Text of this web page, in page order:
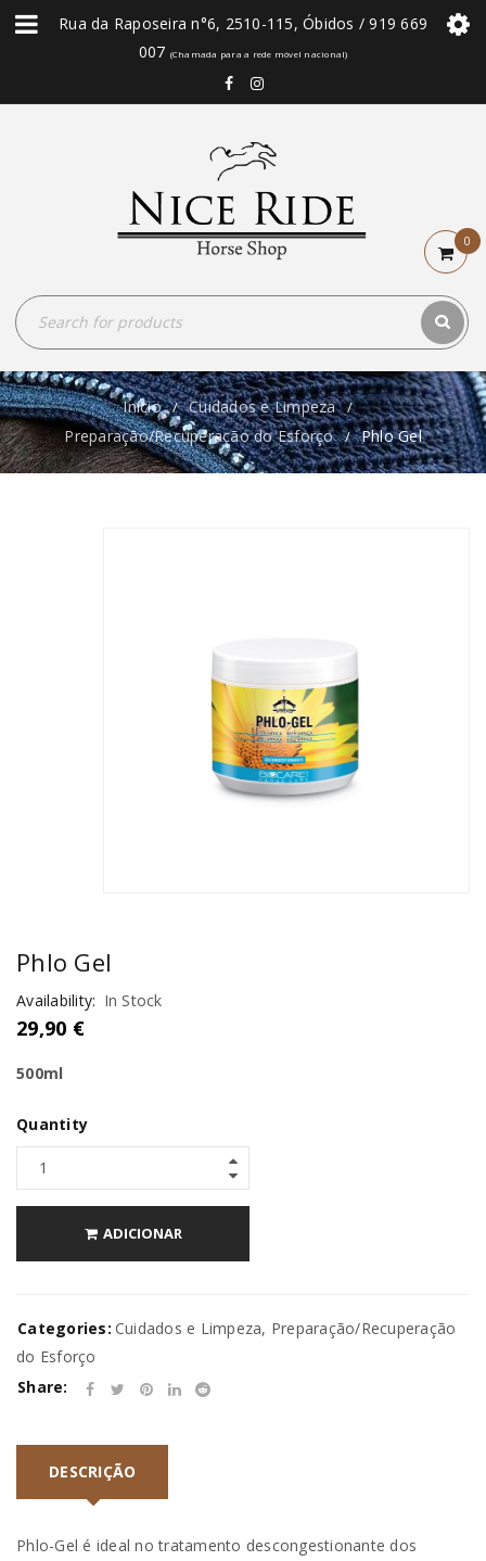
Rua da Raposeira n°6, 2510-115, Óbidos / 919 669
007 (Chamada para a rede móvel nacional)
0
Início / Cuidados e Limpeza /
Preparação/Recuperação do Esforço / Phlo Gel
Phlo Gel
Availability: In Stock
29,90 €
500ml
Quantity
ADICIONAR
Categories: Cuidados e Limpeza, Preparação/Recuperação
do Esforço
Share:
DESCRIÇÃO
Phlo-Gel é ideal no tratamento descongestionante dos